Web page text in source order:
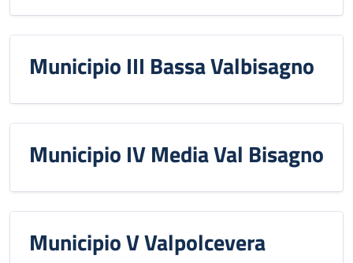
Municipio III Bassa Valbisagno
Municipio IV Media Val Bisagno
Municipio V Valpolcevera